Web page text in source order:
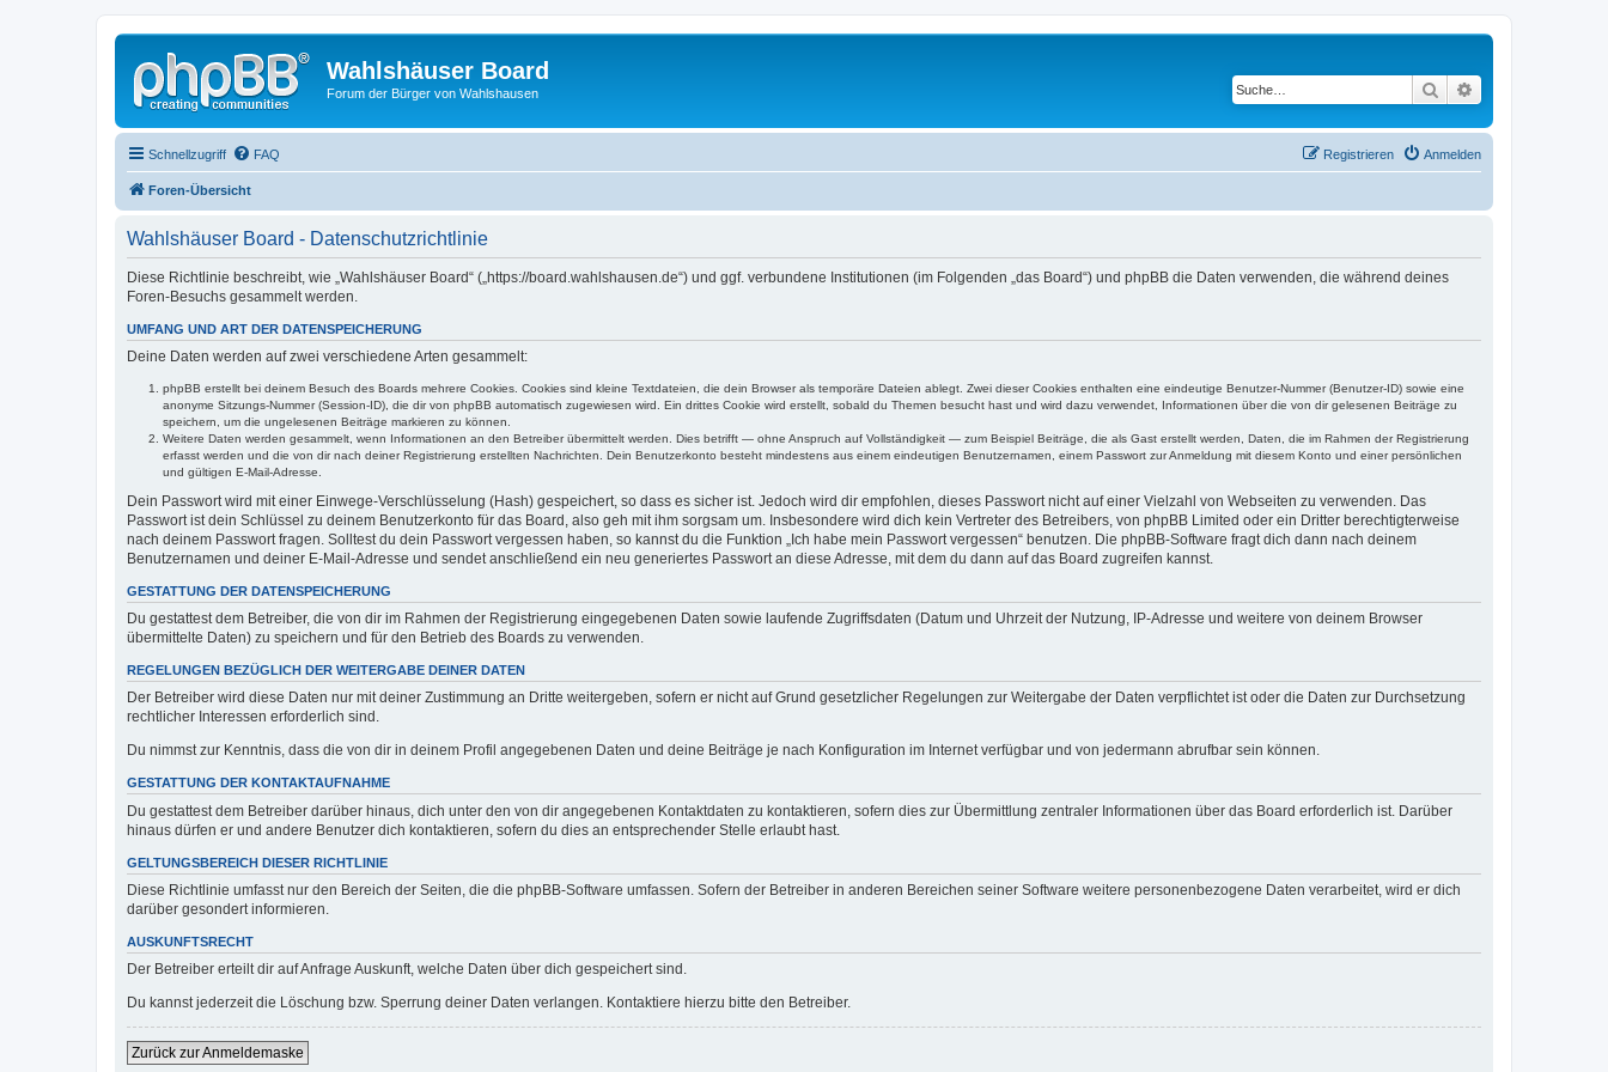
Wahlshäuser Board
Forum der Bürger von Wahlshausen Suche
Schnellzugriff FAQ Anmelden
Registrieren
Foren-Übersicht
Wahlshäuser Board - Datenschutzrichtlinie
Diese Richtlinie beschreibt, wie „Wahlshäuser Board“ („https://board.wahlshausen.de“) und ggf. verbundene Institutionen (im Folgenden „das Board“) und phpBB die Daten verwenden, die während deines
Foren-Besuchs gesammelt werden.
UMFANG UND ART DER DATENSPEICHERUNG
Deine Daten werden auf zwei verschiedene Arten gesammelt:
phpBB erstellt bei deinem Besuch des Boards mehrere Cookies. Cookies sind kleine Textdateien, die dein Browser als temporäre Dateien ablegt. Zwei dieser Cookies enthalten eine eindeutige Benutzer-Nummer (Benutzer-ID) sowie eine
anonyme Sitzungs-Nummer (Session-ID), die dir von phpBB automatisch zugewiesen wird. Ein drittes Cookie wird erstellt, sobald du Themen besucht hast und wird dazu verwendet, Informationen über die von dir gelesenen Beiträge zu
speichern, um die ungelesenen Beiträge markieren zu können.
Weitere Daten werden gesammelt, wenn Informationen an den Betreiber übermittelt werden. Dies betrifft — ohne Anspruch auf Vollständigkeit — zum Beispiel Beiträge, die als Gast erstellt werden, Daten, die im Rahmen der Registrierung
erfasst werden und die von dir nach deiner Registrierung erstellten Nachrichten. Dein Benutzerkonto besteht mindestens aus einem eindeutigen Benutzernamen, einem Passwort zur Anmeldung mit diesem Konto und einer persönlichen
und gültigen E-Mail-Adresse.
Dein Passwort wird mit einer Einwege-Verschlüsselung (Hash) gespeichert, so dass es sicher ist. Jedoch wird dir empfohlen, dieses Passwort nicht auf einer Vielzahl von Webseiten zu verwenden. Das
Passwort ist dein Schlüssel zu deinem Benutzerkonto für das Board, also geh mit ihm sorgsam um. Insbesondere wird dich kein Vertreter des Betreibers, von phpBB Limited oder ein Dritter berechtigterweise
nach deinem Passwort fragen. Solltest du dein Passwort vergessen haben, so kannst du die Funktion „Ich habe mein Passwort vergessen“ benutzen. Die phpBB-Software fragt dich dann nach deinem
Benutzernamen und deiner E-Mail-Adresse und sendet anschließend ein neu generiertes Passwort an diese Adresse, mit dem du dann auf das Board zugreifen kannst.
GESTATTUNG DER DATENSPEICHERUNG
Du gestattest dem Betreiber, die von dir im Rahmen der Registrierung eingegebenen Daten sowie laufende Zugriffsdaten (Datum und Uhrzeit der Nutzung, IP-Adresse und weitere von deinem Browser
übermittelte Daten) zu speichern und für den Betrieb des Boards zu verwenden.
REGELUNGEN BEZÜGLICH DER WEITERGABE DEINER DATEN
Der Betreiber wird diese Daten nur mit deiner Zustimmung an Dritte weitergeben, sofern er nicht auf Grund gesetzlicher Regelungen zur Weitergabe der Daten verpflichtet ist oder die Daten zur Durchsetzung
rechtlicher Interessen erforderlich sind.
Du nimmst zur Kenntnis, dass die von dir in deinem Profil angegebenen Daten und deine Beiträge je nach Konfiguration im Internet verfügbar und von jedermann abrufbar sein können.
GESTATTUNG DER KONTAKTAUFNAHME
Du gestattest dem Betreiber darüber hinaus, dich unter den von dir angegebenen Kontaktdaten zu kontaktieren, sofern dies zur Übermittlung zentraler Informationen über das Board erforderlich ist. Darüber
hinaus dürfen er und andere Benutzer dich kontaktieren, sofern du dies an entsprechender Stelle erlaubt hast.
GELTUNGSBEREICH DIESER RICHTLINIE
Diese Richtlinie umfasst nur den Bereich der Seiten, die die phpBB-Software umfassen. Sofern der Betreiber in anderen Bereichen seiner Software weitere personenbezogene Daten verarbeitet, wird er dich
darüber gesondert informieren.
AUSKUNFTSRECHT
Der Betreiber erteilt dir auf Anfrage Auskunft, welche Daten über dich gespeichert sind.
Du kannst jederzeit die Löschung bzw. Sperrung deiner Daten verlangen. Kontaktiere hierzu bitte den Betreiber.
Zurück zur Anmeldemaske